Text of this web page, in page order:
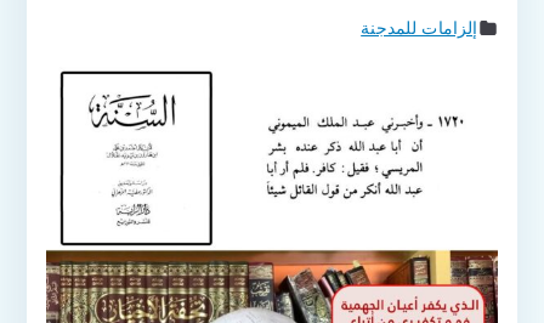
إلزامات للمدجنة